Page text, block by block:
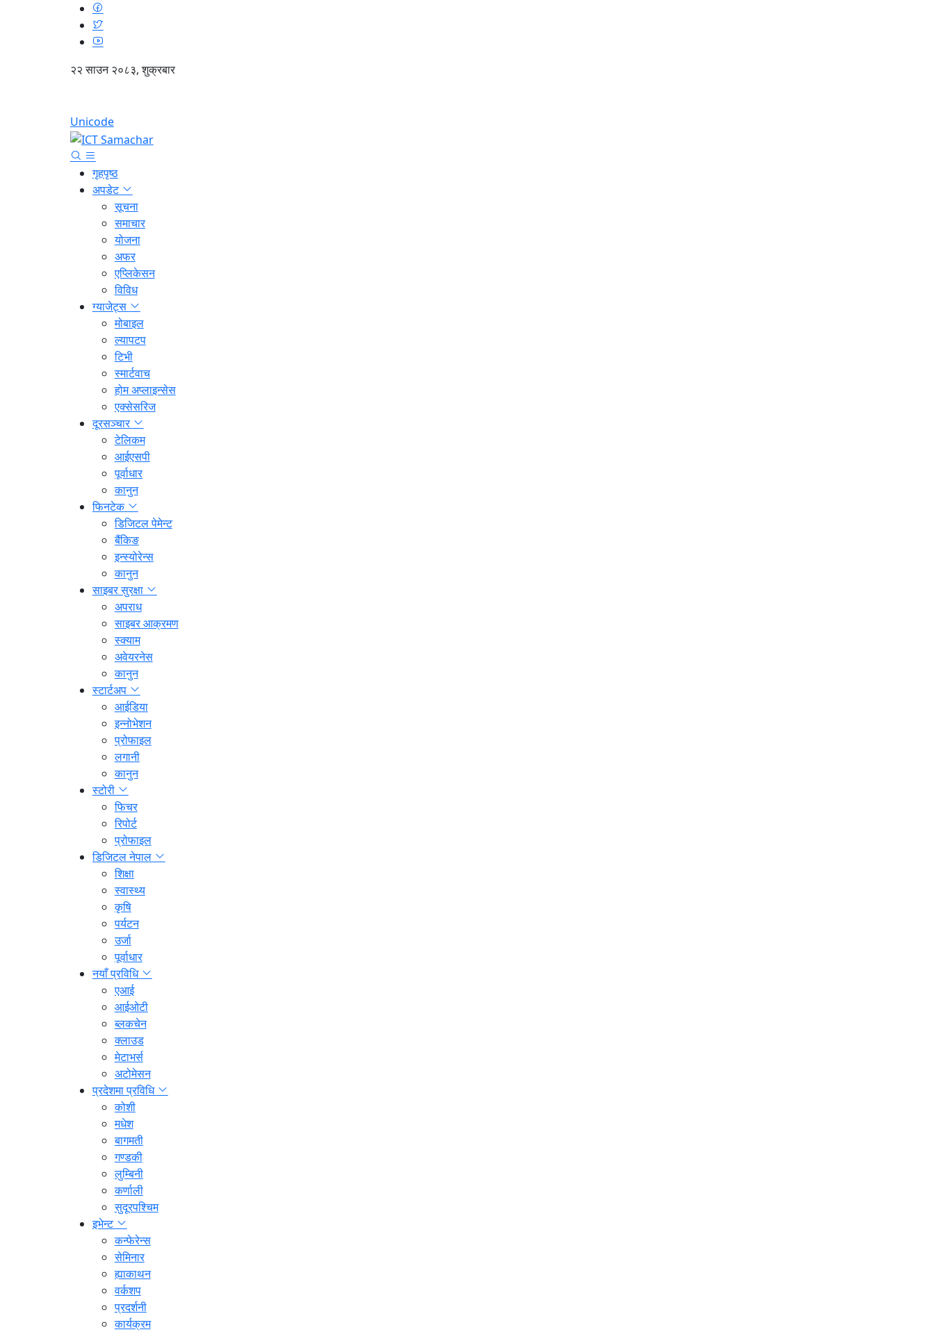
२२ साउन २०८३, शुक्रबार
Unicode
गृहपृष्ठ
अपडेट
सूचना
समाचार
योजना
अफर
एप्लिकेसन
विविध
ग्याजेट्स
मोबाइल
ल्यापटप
टिभी
स्मार्टवाच
होम अप्लाइन्सेस
एक्सेसरिज
दूरसञ्चार
टेलिकम
आईएसपी
पूर्वाधार
कानुन
फिनटेक
डिजिटल पेमेन्ट
बैंकिङ
इन्स्योरेन्स
कानुन
साइबर सुरक्षा
अपराध
साइबर आक्रमण
स्क्याम
अवेयरनेस
कानुन
स्टार्टअप
आईडिया
इन्नोभेशन
प्रोफाइल
लगानी
कानुन
स्टोरी
फिचर
रिपोर्ट
प्रोफाइल
डिजिटल नेपाल
शिक्षा
स्वास्थ्य
कृषि
पर्यटन
उर्जा
पूर्वाधार
नयाँ प्रविधि
एआई
आईओटी
ब्लकचेन
क्लाउड
मेटाभर्स
अटोमेसन
प्रदेशमा प्रविधि
कोशी
मधेश
बागमती
गण्डकी
लुम्बिनी
कर्णाली
सुदूरपश्चिम
इभेन्ट
कन्फेरेन्स
सेमिनार
ह्याकाथन
वर्कशप
प्रदर्शनी
कार्यक्रम